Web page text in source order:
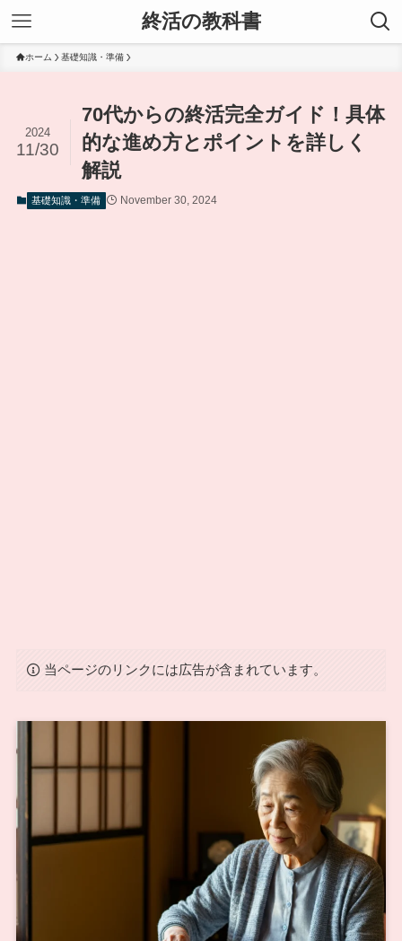
終活の教科書
ホーム 基礎知識・準備
70代からの終活完全ガイド！具体
的な進め方とポイントを詳しく
解説
2024
11/30
基礎知識・準備 November 30, 2024
当ページのリンクには広告が含まれています。